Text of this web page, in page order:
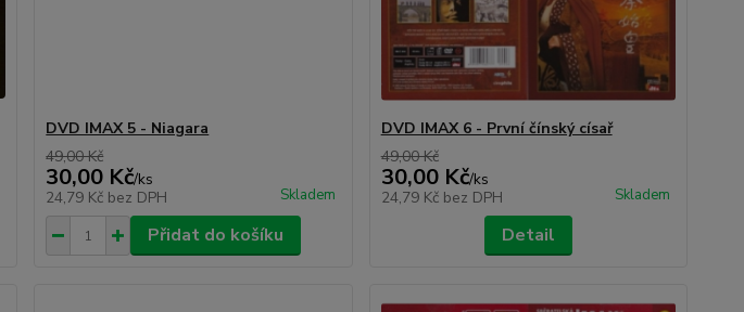
DVD IMAX 5 - Niagara
49,00 Kč
30,00 Kč/ks
24,79 Kč bez DPH Skladem
Přidat do košíku
DVD IMAX 6 - První čínský císař
49,00 Kč
30,00 Kč/ks
24,79 Kč bez DPH Skladem
Detail